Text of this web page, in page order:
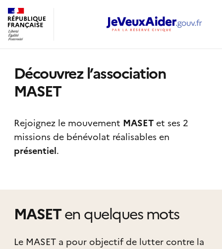
Découvrez l’association
MASET
Rejoignez le mouvement MASETet ses 2
missions de bénévolat réalisables en
présentiel.
MASETen quelques mots
Le MASET a pour objectif de lutter contre la